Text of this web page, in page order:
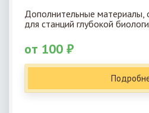
Дополнительные материалы,
для станций глубокой
от 100 ₽